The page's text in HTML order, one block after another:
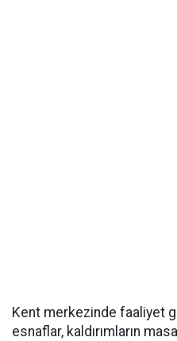
Kent merkezinde faaliyet
esnaflar, kaldırımların